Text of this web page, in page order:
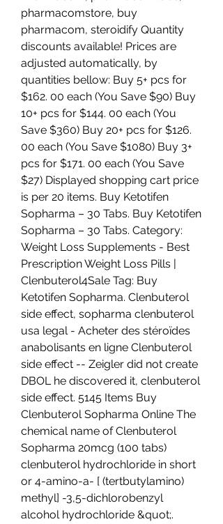
pharmacomstore, buy
pharmacom, steroidify Quantity
discounts available! Prices are
adjusted automatically, by
quantities bellow: Buy 5+ pcs for
$162. 00 each (You Save $90) Buy
10+ pcs for $144. 00 each (You
Save $360) Buy 20+ pcs for $126.
00 each (You Save $1080) Buy 3+
pcs for $171. 00 each (You Save
$27) Displayed shopping cart price
is per 20 items. Buy Ketotifen
Sopharma – 30 Tabs. Buy Ketotifen
Sopharma – 30 Tabs. Category:
Weight Loss Supplements - Best
Prescription Weight Loss Pills |
Clenbuterol4Sale Tag: Buy
Ketotifen Sopharma. Clenbuterol
side effect, sopharma clenbuterol
usa legal - Acheter des stéroïdes
anabolisants en ligne Clenbuterol
side effect -- Zeigler did not create
DBOL he discovered it, clenbuterol
side effect. 5145 Items Buy
Clenbuterol Sopharma Online The
chemical name of Clenbuterol
Sopharma 20mcg (100 tabs)
clenbuterol hydrochloride in short
or 4-amino-a- [ (tertbutylamino)
methyl] -3,5-dichlorobenzyl
alcohol hydrochloride &quot;.